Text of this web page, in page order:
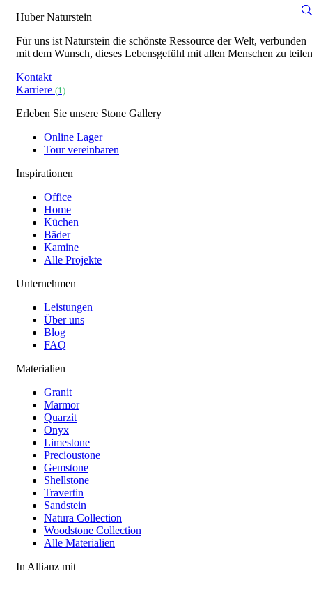
Huber Naturstein
Für uns ist Naturstein die schönste Ressource der Welt, verbunden
mit dem Wunsch, dieses Lebensgefühl mit allen Menschen zu
Kontakt
Karriere (1)
Erleben Sie unsere Stone Gallery
Online Lager
Tour vereinbaren
Inspirationen
Office
Home
Küchen
Bäder
Kamine
Alle Projekte
Unternehmen
Leistungen
Über uns
Blog
FAQ
Materialien
Granit
Marmor
Quarzit
Onyx
Limestone
Precioustone
Gemstone
Shellstone
Travertin
Sandstein
Natura Collection
Woodstone Collection
Alle Materialien
In Allianz mit